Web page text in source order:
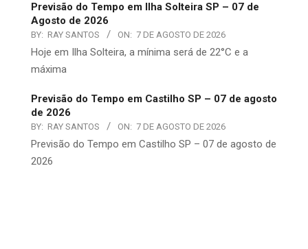
Previsão do Tempo em Ilha Solteira SP – 07 de
Agosto de 2026
BY: RAY SANTOS ON: 7 DE AGOSTO DE 2026
Hoje em Ilha Solteira, a mínima será de 22°C e a
máxima
Previsão do Tempo em Castilho SP – 07 de agosto
de 2026
BY: RAY SANTOS ON: 7 DE AGOSTO DE 2026
Previsão do Tempo em Castilho SP – 07 de agosto de
2026